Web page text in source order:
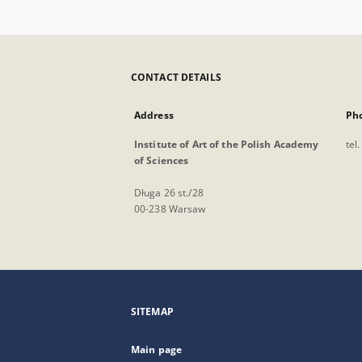
CONTACT DETAILS
Address
Institute of Art of the Polish Academy
of Sciences
Długa 26 st./28
00-238 Warsaw
tel.
SITEMAP
Main page